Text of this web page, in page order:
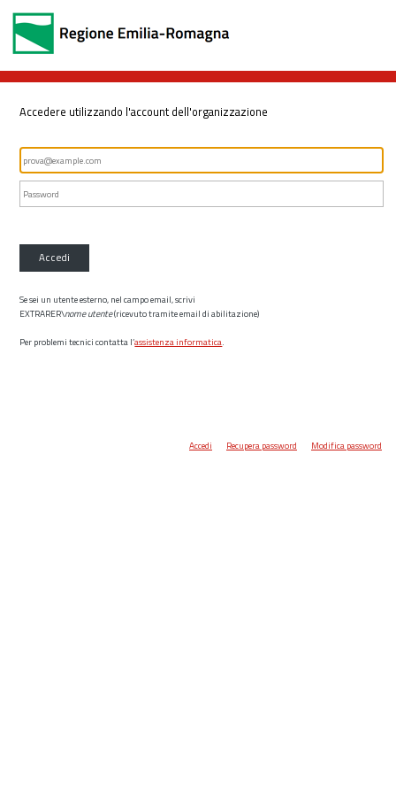
Accedere utilizzando l'account dell'organizzazione
Accedi
Se sei un utente esterno, nel campo email, scrivi
EXTRARER\nome utente(ricevuto tramite email di abilitazione)
Per problemi tecnici contatta l’assistenza informatica.
Accedi Recupera password Modifica password